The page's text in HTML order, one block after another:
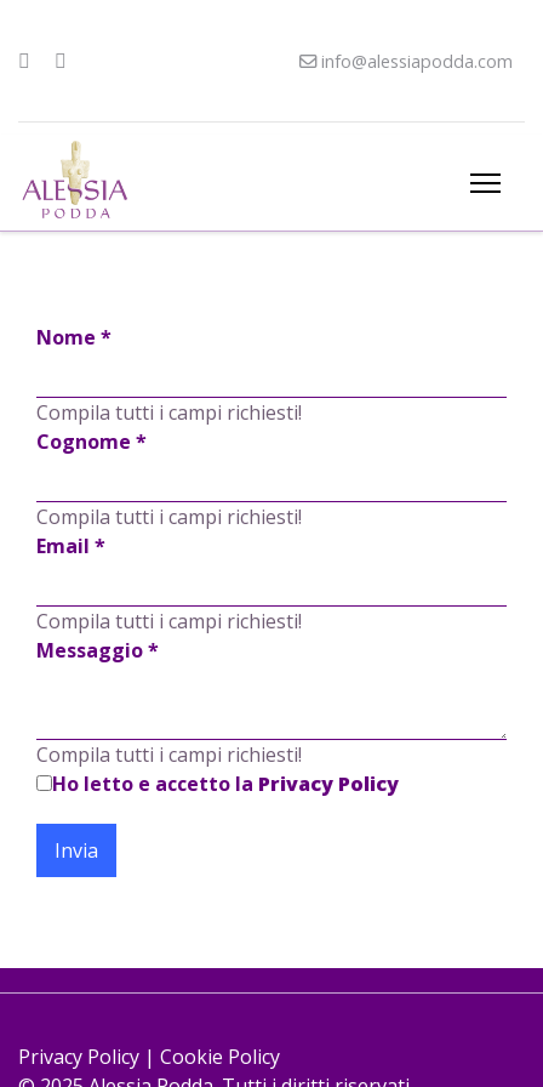
info@alessiapodda.com
Nome *
Compila tutti i campi richiesti!
Cognome *
Compila tutti i campi richiesti!
Email *
Compila tutti i campi richiesti!
Messaggio*
Compila tutti i campi richiesti!
Ho letto e accetto la Privacy Policy
Invia
Privacy Policy | Cookie Policy